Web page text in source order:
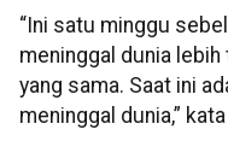
“Ini satu minggu
meninggal dunia
yang sama. Saat ini
meninggal dunia,”